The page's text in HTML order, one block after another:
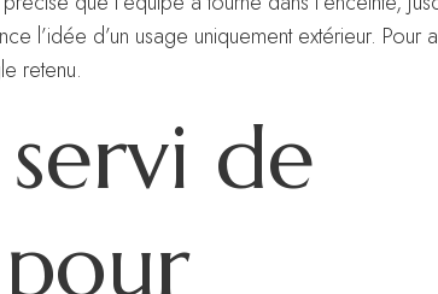
l’idée d’un usage uniquement extérieur. Pour
retenu.
de